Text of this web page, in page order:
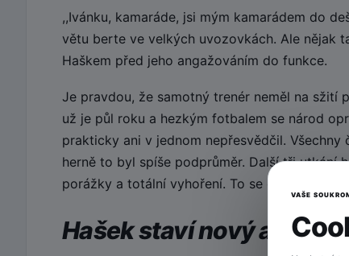
,,Ivánku, kamaráde, jsi mým kamarádem do
větu berte ve velkých uvozovkách. Ale nějak
Haškem před jeho angažováním do funkce.
Je pravdou, že samotný trenér neměl na sžití
už je půl roku a hezkým fotbalem se národ
prakticky ani v jednom nepřesvědčil.
herně to byl spíše podprůměr. Další tři utkání
porážky a totální vyhoření. To se opravdu
Hašek staví nový a
VAŠE